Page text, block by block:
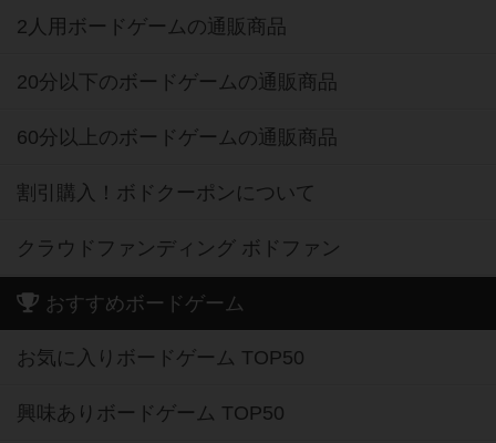
2人用ボードゲームの通販商品
20分以下のボードゲームの通販商品
60分以上のボードゲームの通販商品
割引購入！ボドクーポンについて
クラウドファンディング ボドファン
おすすめボードゲーム
お気に入りボードゲーム TOP50
興味ありボードゲーム TOP50